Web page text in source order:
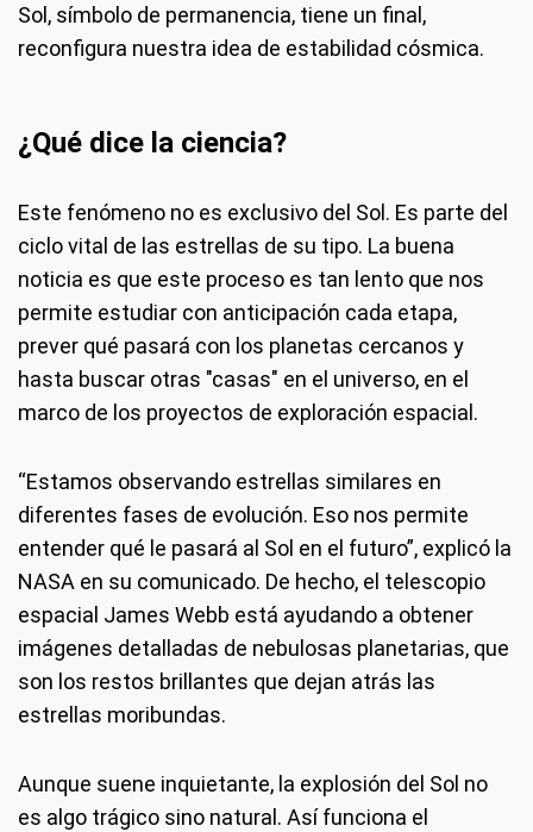
Sol, símbolo de permanencia, tiene un final,
reconfigura nuestra idea de estabilidad cósmica.
¿Qué dice la ciencia?
Este fenómeno no es exclusivo del Sol. Es parte del
ciclo vital de las estrellas de su tipo. La buena
noticia es que este proceso es tan lento que nos
permite estudiar con anticipación cada etapa,
prever qué pasará con los planetas cercanos y
hasta buscar otras "casas" en el universo, en el
marco de los proyectos de exploración espacial.
“Estamos observando estrellas similares en
diferentes fases de evolución. Eso nos permite
entender qué le pasará al Sol en el futuro”, explicó la
NASA en su comunicado. De hecho, el telescopio
espacial James Webb está ayudando a obtener
imágenes detalladas de nebulosas planetarias, que
son los restos brillantes que dejan atrás las
estrellas moribundas.
Aunque suene inquietante, la explosión del Sol no
es algo trágico sino natural. Así funciona el